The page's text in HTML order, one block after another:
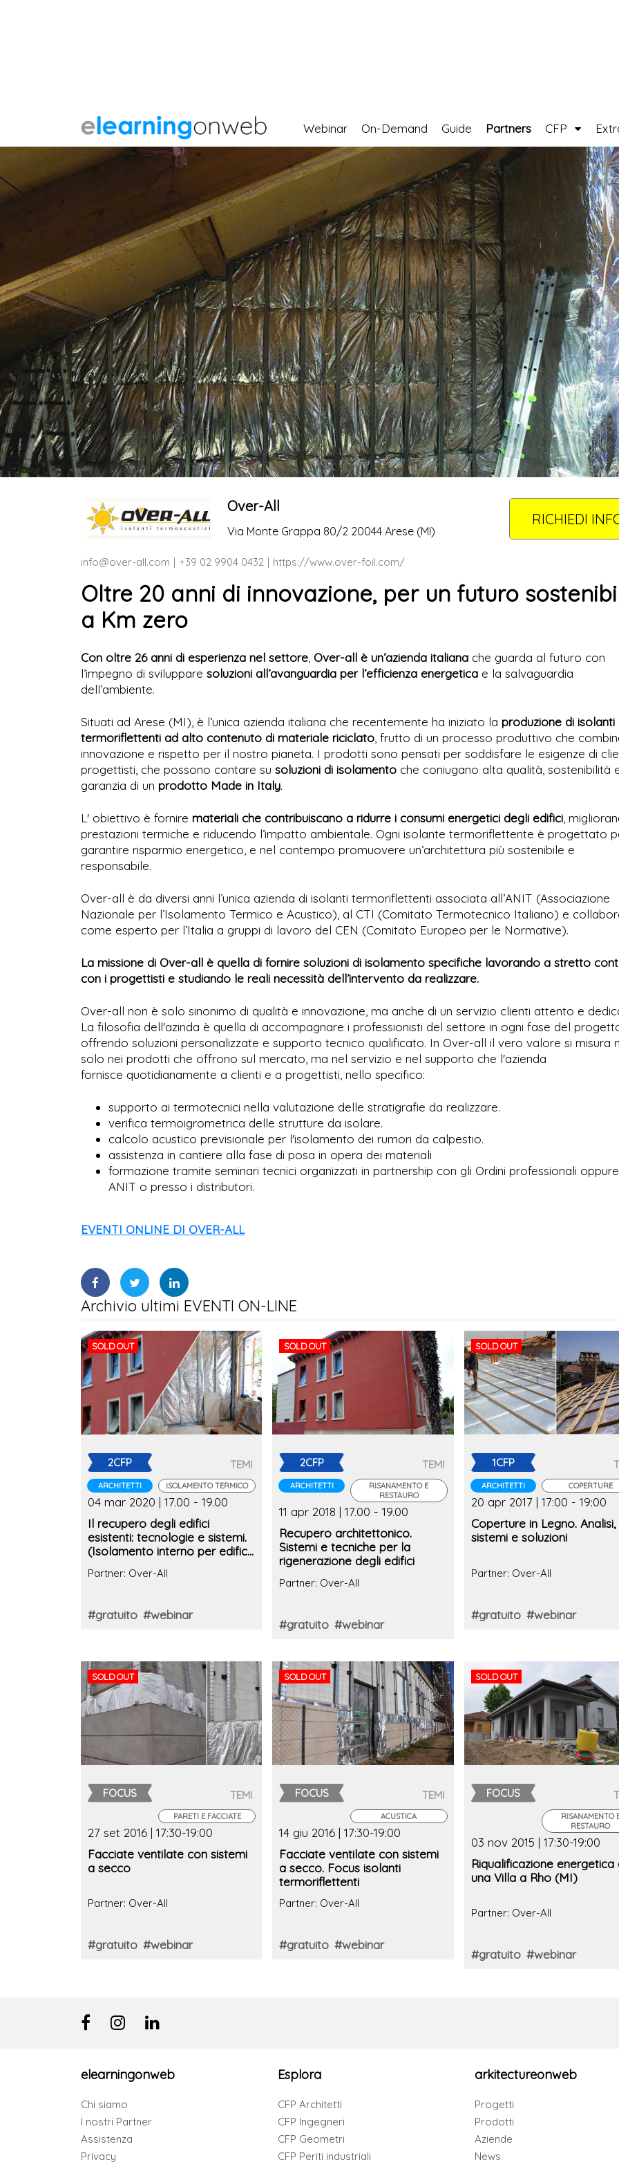
Webinar On-Demand Guide Partners CFP
Over-All
Via Monte Grappa 80/2 20044 Arese (MI)
RICHIEDI
info@over-all.com +39 02 9904 0432 https://www.over-foil.com/
Oltre 20 anni di innovazione, per un futuro
a Km zero
Con oltre 26 anni di esperienza nel settore Over-all è un’azienda italiana che guarda al futuro con
l’impegno di sviluppare soluzioni all’avanguardia per l’efficienza energetica e la salvaguardia
dell’ambiente.
Situati ad Arese (MI), è l’unica azienda italiana che recentemente ha iniziato la produzione di isolanti
termoriflettenti ad alto contenuto di materiale riciclato , frutto di un processo produttivo che
innovazione e rispetto per il nostro pianeta. I prodotti sono pensati per soddisfare le esigenze di
progettisti, che possono contare su soluzioni di isolamento che coniugano alta qualità, sostenibilità
garanzia di un prodotto Made in Italy.
L' obiettivo è fornire materiali che contribuiscano a ridurre i consumi energetici degli edifici ,
prestazioni termiche e riducendo l’impatto ambientale. Ogni isolante termoriflettente è progettato
garantire risparmio energetico, e nel contempo promuovere un’architettura più sostenibile e
responsabile.
Over-all è da diversi anni l’unica azienda di isolanti termoriflettenti associata all’ANIT (Associazione
Nazionale per l’Isolamento Termico e Acustico), al CTI (Comitato Termotecnico Italiano) e
come esperto per l’Italia a gruppi di lavoro del CEN (Comitato Europeo per le Normative).
La missione di Over-all è quella di fornire soluzioni di isolamento specifiche lavorando a stretto
con i progettisti e studiando le reali necessità dell’intervento da realizzare.
Over-all non è solo sinonimo di qualità e innovazione, ma anche di un servizio clienti attento e
La filosofia dell'azinda è quella di accompagnare i professionisti del settore in ogni fase del
offrendo soluzioni personalizzate e supporto tecnico qualificato. In Over-all il vero valore si misura
solo nei prodotti che offrono sul mercato, ma nel servizio e nel supporto che l'azienda
fornisce quotidianamente a clienti e a progettisti, nello specifico:
supporto ai termotecnici nella valutazione delle stratigrafie da realizzare.
verifica termoigrometrica delle strutture da isolare.
calcolo acustico previsionale per l'isolamento dei rumori da calpestio.
assistenza in cantiere alla fase di posa in opera dei materiali
formazione tramite seminari tecnici organizzati in partnership con gli Ordini professionali
ANIT o presso i distributori.
EVENTI ONLINE DI OVER-ALL
Archivio ultimi EVENTI ON-LINE
SOLD OUT
2CFP
ARCHITETTI
TEMI
ISOLAMENTO TERMICO
04 mar 2020 | 17.00 - 19.00
Il recupero degli edifici
esistenti: tecnologie e sistemi.
(Isolamento interno per edifici
Partner: Over-All
#gratuito #webinar
SOLD OUT
2CFP
ARCHITETTI
TEMI
RISANAMENTO E
RESTAURO
11 apr 2018 | 17.00 - 19.00
Recupero architettonico.
Sistemi e tecniche per la
rigenerazione degli edifici
Partner: Over-All
#gratuito #webinar
SOLD OUT
1CFP
ARCHITETTI COPERTURE
20 apr 2017 | 17:00 - 19:00
Coperture in Legno. Analisi,
sistemi e soluzioni
Partner: Over-All
#gratuito #webinar
SOLD OUT
FOCUS TEMI
PARETI E FACCIATE
27 set 2016 | 17:30-19:00
Facciate ventilate con sistemi
a secco
Partner: Over-All
#gratuito #webinar
SOLD OUT
FOCUS TEMI
ACUSTICA
14 giu 2016 | 17:30-19:00
Facciate ventilate con sistemi
a secco. Focus isolanti
termoriflettenti
Partner: Over-All
#gratuito #webinar
SOLD OUT
FOCUS
RISANAMENTO
RESTAURO
03 nov 2015 | 17:30-19:00
Riqualificazione energetica
una Villa a Rho (MI)
Partner: Over-All
#gratuito #webinar
elearningonweb
Chi siamo
I nostri Partner
Assistenza
Privacy
Esplora
CFP Architetti
CFP Ingegneri
CFP Geometri
CFP Periti industriali
arkitectureonweb
Progetti
Prodotti
Aziende
News